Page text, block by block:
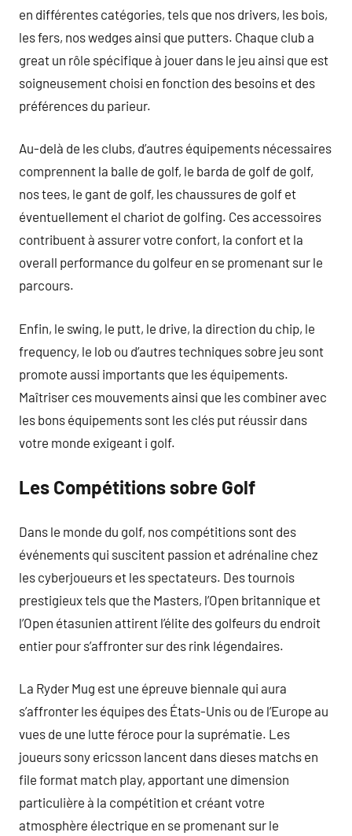
en différentes catégories, tels que nos drivers, les bois,
les fers, nos wedges ainsi que putters. Chaque club a
great un rôle spécifique à jouer dans le jeu ainsi que est
soigneusement choisi en fonction des besoins et des
préférences du parieur.
Au-delà de les clubs, d’autres équipements nécessaires
comprennent la balle de golf, le barda de golf de golf,
nos tees, le gant de golf, les chaussures de golf et
éventuellement el chariot de golfing. Ces accessoires
contribuent à assurer votre confort, la confort et la
overall performance du golfeur en se promenant sur le
parcours.
Enfin, le swing, le putt, le drive, la direction du chip, le
frequency, le lob ou d’autres techniques sobre jeu sont
promote aussi importants que les équipements.
Maîtriser ces mouvements ainsi que les combiner avec
les bons équipements sont les clés put réussir dans
votre monde exigeant i golf.
Les Compétitions sobre Golf
Dans le monde du golf, nos compétitions sont des
événements qui suscitent passion et adrénaline chez
les cyberjoueurs et les spectateurs. Des tournois
prestigieux tels que the Masters, l’Open britannique et
l’Open étasunien attirent l’élite des golfeurs du endroit
entier pour s’affronter sur des rink légendaires.
La Ryder Mug est une épreuve biennale qui aura
s’affronter les équipes des États-Unis ou de l’Europe au
vues de une lutte féroce pour la suprématie. Les
joueurs sony ericsson lancent dans dieses matchs en
file format match play, apportant une dimension
particulière à la compétition et créant votre
atmosphère électrique en se promenant sur le